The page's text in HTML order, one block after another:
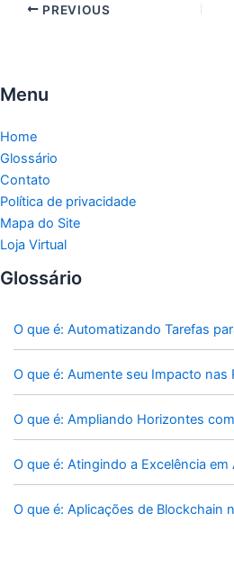
PREVIOUS
Menu
Home
Glossário
Contato
Política de privacidade
Mapa do Site
Loja Virtual
Glossário
O que é: Automatizando Tarefas
O que é: Aumente seu Impacto nas
O que é: Ampliando Horizontes
O que é: Atingindo a Excelência
O que é: Aplicações de Blockchain